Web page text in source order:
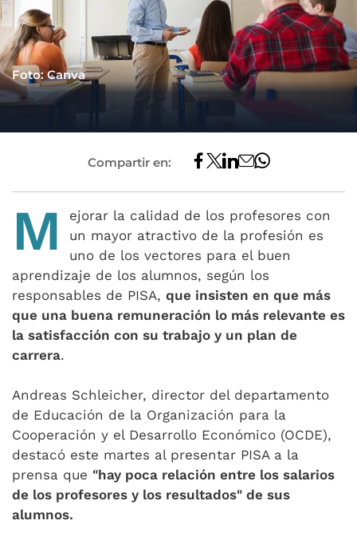
Foto: Canva
Compartir en:
M
ejorar la calidad de los profesores con
un mayor atractivo de la profesión es
uno de los vectores para el buen
aprendizaje de los alumnos, según los
responsables de PISA, que insisten en que más
que una buena remuneración lo más relevante es
la satisfacción con su trabajo y un plan de
carrera.
Andreas Schleicher, director del departamento
de Educación de la Organización para la
Cooperación y el Desarrollo Económico (OCDE),
destacó este martes al presentar PISA a la
prensa que "hay poca relación entre los salarios
de los profesores y los resultados" de sus
alumnos.